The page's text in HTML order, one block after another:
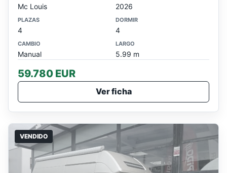
Mc Louis 2026
PLAZAS
4
DORMIR
4
CAMBIO
Manual
LARGO
5.99 m
59.780 EUR
Ver ficha
VENDIDO